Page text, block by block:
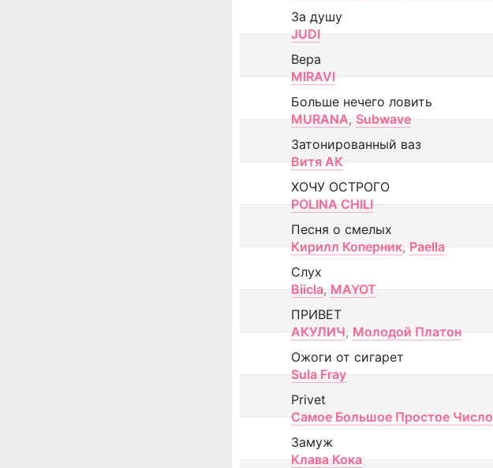
За душу
JUDI
Вера
MIRAVI
Больше нечего ловить
MURANA, Subwave
Затонированный ваз
Витя АК
ХОЧУ ОСТРОГО
POLINA CHILI
Песня о смелых
Кирилл Коперник, Paella
Слух
Biicla, MAYOT
ПРИВЕТ
АКУЛИЧ, Молодой Платон
Ожоги от сигарет
Sula Fray
Privet
Самое Большое Простое Число
Замуж
Клава Кока